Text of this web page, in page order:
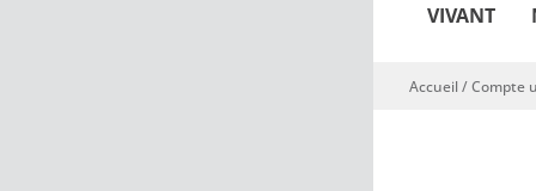
VIVANT
Vous êtes ici
Accueil/Compte